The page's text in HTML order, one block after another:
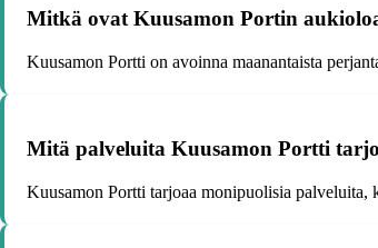
Mitkä ovat Kuusamon Portin
Kuusamon Portti on avoinna maanantaista
Mitä palveluita Kuusamon Portti
Kuusamon Portti tarjoaa monipuolisia